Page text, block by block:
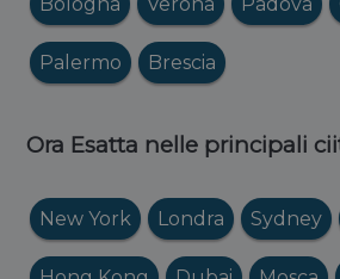
Palermo Brescia
Ora Esatta nelle principali
New York Londra Sydney